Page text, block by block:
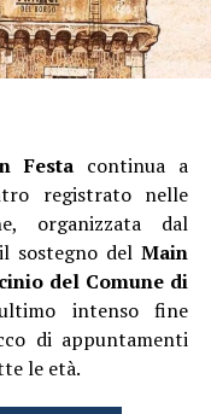
guidata del cielo
Festacontinua a
registrato nelle
organizzata dal
sostegno delMain
del Comune di
intenso fine
di appuntamenti
le età.